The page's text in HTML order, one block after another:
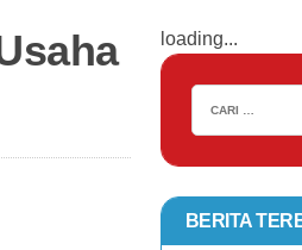
loading...
BERITA